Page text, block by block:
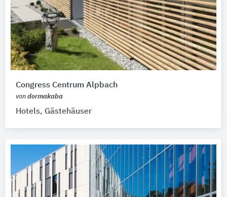
Congress Centrum Alpbach
von dormakaba
Hotels, Gästehäuser